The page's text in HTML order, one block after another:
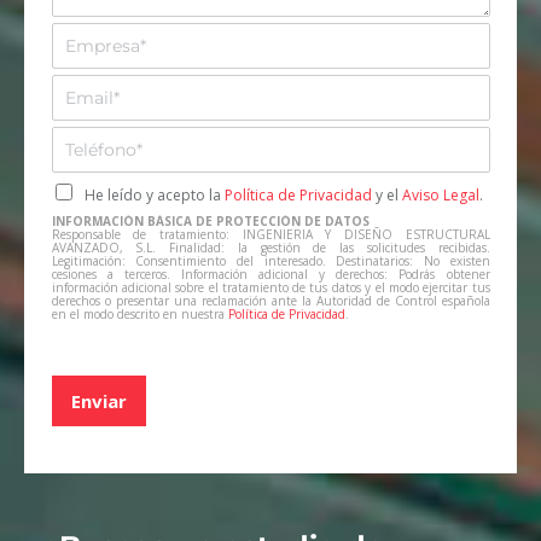
e
E
m
p
e
a
*
E
m
a
l
*
T
l
e
f
o
n
o
C
a
s
i
l
l
d
v
r
He leído y acepto la Política de Privacidad y el Aviso Legal.
INFORMACIÓN BÁSICA DE PROTECCIÓN DE DATOS
Responsable de tratamiento: INGENIERIA Y DISEÑO ESTRUCTURAL
AVANZADO, S.L. Finalidad: la gestión de las solicitudes recibidas.
Legitimación: Consentimiento del interesado. Destinatarios: No existen
cesiones a terceros. Información adicional y derechos: Podrás obtener
información adicional sobre el tratamiento de tus datos y el modo ejercitar tus
derechos o presentar una reclamación ante la Autoridad de Control española
en el modo descrito en nuestra Política de Privacidad
Enviar